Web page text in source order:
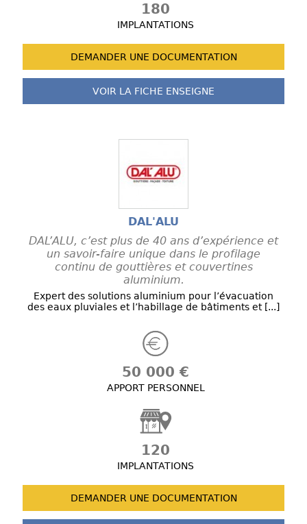
180
IMPLANTATIONS
DEMANDER UNE DOCUMENTATION
VOIR LA FICHE ENSEIGNE
DAL'ALU
DAL’ALU, c’est plus de 40 ans d’expérience et
un savoir-faire unique dans le profilage
continu de gouttières et couvertines
aluminium.
Expert des solutions aluminium pour l’évacuation
des eaux pluviales et l’habillage de bâtiments et [...]
50 000 €
APPORT PERSONNEL
120
IMPLANTATIONS
DEMANDER UNE DOCUMENTATION